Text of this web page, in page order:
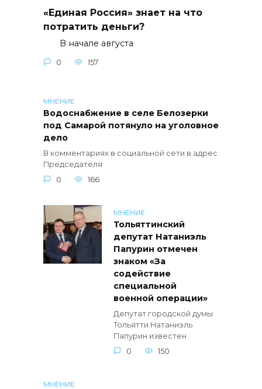
«Единая Россия» знает на что
потратить деньги?
В начале августа
0 157
МНЕНИЕ
Водоснабжение в селе Белозерки
под Самарой потянуло на уголовное
дело
В комментариях в социальной сети в адрес
Председателя
0
166
МНЕНИЕ
Тольяттинский
депутат Натаниэль
Папурин отмечен
знаком «За
содействие
специальной
военной операции»
Депутат городской думы
Тольятти Натаниэль
Папурин известен
0
150
МНЕНИЕ